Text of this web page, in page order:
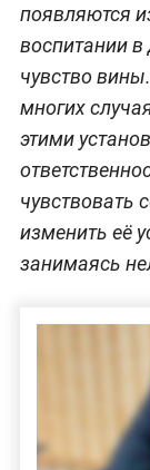
появляются
воспитании в
чувство
многих
этими
чувствовать
изменить её
занимаясь